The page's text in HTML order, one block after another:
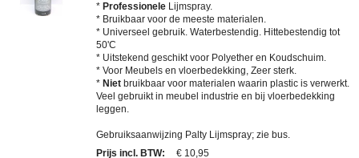
* Professionele Lijmspray.
* Bruikbaar voor de meeste materialen.
* Universeel gebruik. Waterbestendig. Hittebestendig tot
50'C
* Uitstekend geschikt voor Polyether en Koudschuim.
* Voor Meubels en vloerbedekking, Zeer sterk.
* Niet bruikbaar voor materialen waarin plastic is verwerkt.
Veel gebruikt in meubel industrie en bij vloerbedekking
leggen.
Gebruiksaanwijzing Palty Lijmspray; zie bus.
Prijs incl. BTW:
€ 10,95